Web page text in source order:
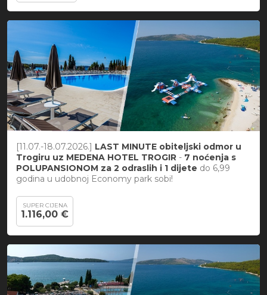
[11.07.-18.07.2026.] LAST MINUTE obiteljski odmor u
Trogiru uz MEDENA HOTEL TROGIR - 7 noćenja s
POLUPANSIONOM za 2 odraslih i 1 dijete do 6,99
godina u udobnoj Economy park sobi!
SUPER CIJENA
1.116,00 €